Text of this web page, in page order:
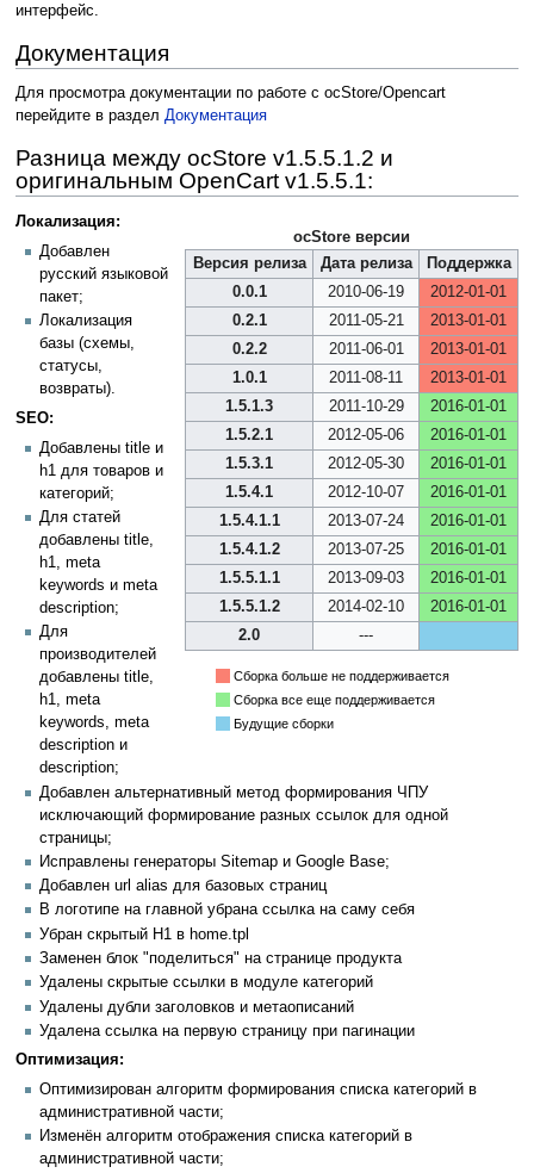
интерфейс.
Документация
Для просмотра документации по работе с ocStore/Opencart
перейдите в раздел Документация
Разница между ocStore v1.5.5.1.2 и
оригинальным OpenCart v1.5.5.1:
ocStore версии
Версия релиза
Дата релиза
Поддержка
0.0.1
2010-06-19
2012-01-01
0.2.1
2011-05-21
2013-01-01
0.2.2
2011-06-01
2013-01-01
1.0.1
2011-08-11
2013-01-01
1.5.1.3
2011-10-29
2016-01-01
1.5.2.1
2012-05-06
2016-01-01
1.5.3.1
2012-05-30
2016-01-01
1.5.4.1
2012-10-07
2016-01-01
1.5.4.1.1
2013-07-24
2016-01-01
1.5.4.1.2
2013-07-25
2016-01-01
1.5.5.1.1
2013-09-03
2016-01-01
1.5.5.1.2
2014-02-10
2016-01-01
2.0
---
Сборка больше не поддерживается
Сборка все еще поддерживается
Будущие сборки
Локализация:
Добавлен
русский языковой
пакет;
Локализация
базы (схемы,
статусы,
возвраты).
SEO:
Добавлены title и
h1 для товаров и
категорий;
Для статей
добавлены title,
h1, meta
keywords и meta
description;
Для
производителей
добавлены title,
h1, meta
keywords, meta
description и
description;
Добавлен альтернативный метод формирования ЧПУ
исключающий формирование разных ссылок для одной
страницы;
Исправлены генераторы Sitemap и Google Base;
Добавлен url alias для базовых страниц
В логотипе на главной убрана ссылка на саму себя
Убран скрытый H1 в home.tpl
Заменен блок "поделиться" на странице продукта
Удалены cкрытые ссылки в модуле категорий
Удалены дубли заголовков и метаописаний
Удалена ссылка на первую страницу при пагинации
Оптимизация:
Оптимизирован алгоритм формирования списка категорий в
административной части;
Изменён алгоритм отображения списка категорий в
административной части;